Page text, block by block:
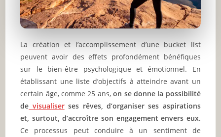
La création et l’accomplissement d’une bucket list
peuvent avoir des effets profondément bénéfiques
sur le bien-être psychologique et émotionnel. En
établissant une liste d’objectifs à atteindre avant un
certain âge, comme 25 ans,on se donne la possibilité
de visualiserses rêves, d’organiser ses aspirations
et, surtout, d’accroître son engagement envers eux.
Ce processus peut conduire à un sentiment de